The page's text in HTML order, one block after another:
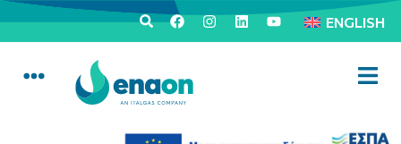
ENGLISH